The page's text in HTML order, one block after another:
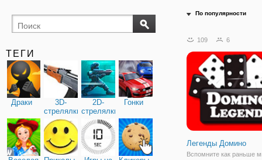
ТЕГИ
Драки
3D-
стрелялки
2D-
стрелялки
Гонки
По популярности
109 6
Легенды Домино
Вспомните как раньше